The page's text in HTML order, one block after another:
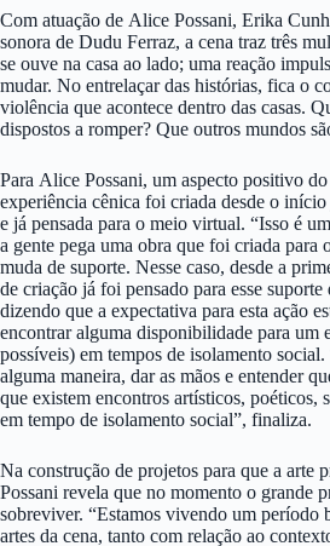
Com atuação de Alice Possani, Erika
sonora de Dudu Ferraz, a cena traz três
se ouve na casa ao lado; uma reação
mudar. No entrelaçar das histórias, fica o
violência que acontece dentro das casas.
dispostos a romper? Que outros mundos
Para Alice Possani, um aspecto positivo
experiência cênica foi criada desde o
e já pensada para o meio virtual. “Isso é
a gente pega uma obra que foi criada para
muda de suporte. Nesse caso, desde a
de criação já foi pensado para esse
dizendo que a expectativa para esta ação
encontrar alguma disponibilidade para um
possíveis) em tempos de isolamento social.
alguma maneira, dar as mãos e entender
que existem encontros artísticos, poéticos,
em tempo de isolamento social”, finaliza.
Na construção de projetos para que a arte
Possani revela que no momento o grande
sobreviver. “Estamos vivendo um período
artes da cena, tanto com relação ao